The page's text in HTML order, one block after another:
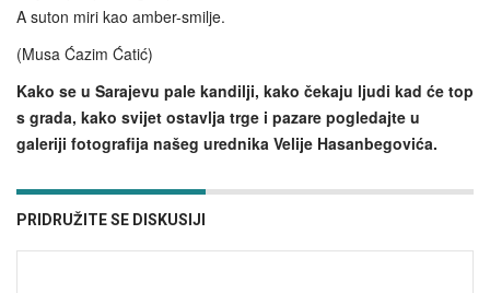
A suton miri kao amber-smilje.
(Musa Ćazim Ćatić)
Kako se u Sarajevu pale kandilji, kako čekaju ljudi kad će top
s grada, kako svijet ostavlja trge i pazare pogledajte u
galeriji fotografija našeg urednika Velije Hasanbegovića.
PRIDRUŽITE SE DISKUSIJI